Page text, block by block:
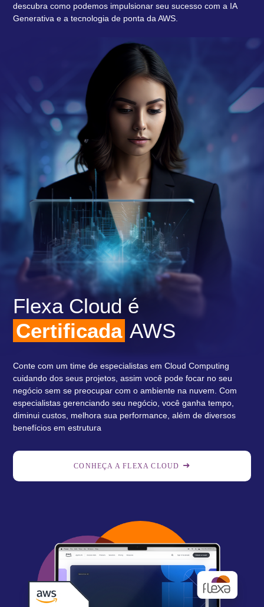
descubra como podemos impulsionar seu sucesso com a IA
Generativa e a tecnologia de ponta da AWS.
Flexa Cloud é
Certificada AWS
Conte com um time de especialistas em Cloud Computing
cuidando dos seus projetos, assim você pode focar no seu
negócio sem se preocupar com o ambiente na nuvem. Com
especialistas gerenciando seu negócio, você ganha tempo,
diminui custos, melhora sua performance, além de diversos
benefícios em estrutura
CONHEÇA A FLEXA CLOUD